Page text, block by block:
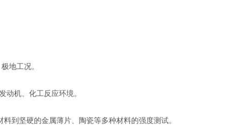
地工况。
动机、化工反应环境。
到坚硬的金属薄片、陶瓷等多种材料的强度测试。